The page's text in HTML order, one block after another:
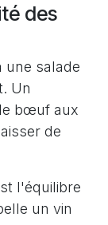
des
une salade
Un
bœuf aux
de
l'équilibre
un vin